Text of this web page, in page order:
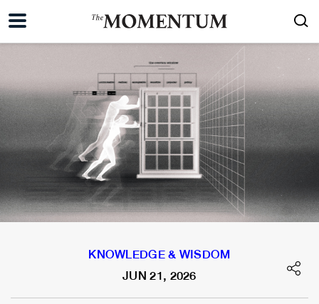
KNOWLEDGE & WISDOM
JUN 21, 2026